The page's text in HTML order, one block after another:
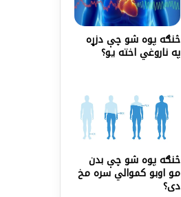
څنګه پوه شو چې دزړه
په ناروغي اخته یو؟
څنګه پوه شو چې بدن
مو اوبو کموالي سره مخ
دی؟